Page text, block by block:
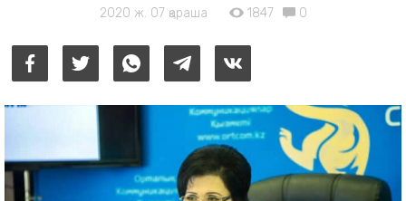
2020 ж. 07 қараша 1847 0